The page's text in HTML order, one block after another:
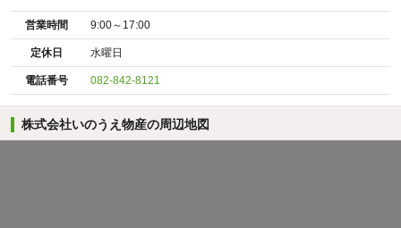
営業時間 9:00～17:00
定休日 水曜日
電話番号 082-842-8121
株式会社いのうえ物産の周辺地図